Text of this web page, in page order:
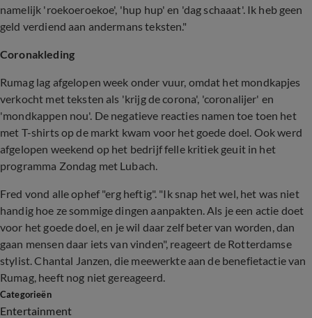
namelijk 'roekoeroekoe', 'hup hup' en 'dag schaaat'. Ik heb geen
geld verdiend aan andermans teksten."
Coronakleding
Rumag lag afgelopen week onder vuur, omdat het mondkapjes
verkocht met teksten als 'krijg de corona', 'coronalijer' en
'mondkappen nou'. De negatieve reacties namen toe toen het
met T-shirts op de markt kwam voor het goede doel. Ook werd
afgelopen weekend op het bedrijf felle kritiek geuit in het
programma Zondag met Lubach.
Fred vond alle ophef "erg heftig". "Ik snap het wel, het was niet
handig hoe ze sommige dingen aanpakten. Als je een actie doet
voor het goede doel, en je wil daar zelf beter van worden, dan
gaan mensen daar iets van vinden", reageert de Rotterdamse
stylist. Chantal Janzen, die meewerkte aan de benefietactie van
Rumag, heeft nog niet gereageerd.
Categorieën
Entertainment